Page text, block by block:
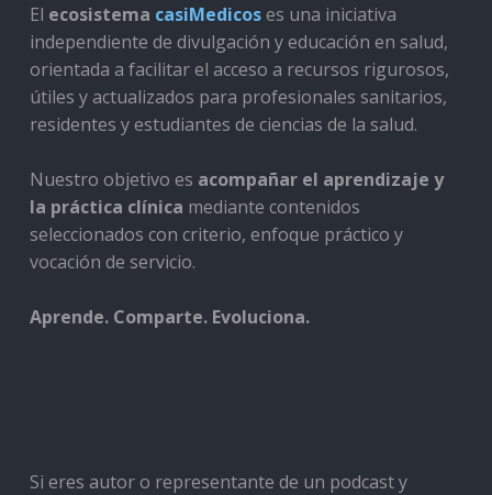
El ecosistema casiMedicoses una iniciativa
independiente de divulgación y educación en salud,
orientada a facilitar el acceso a recursos rigurosos,
útiles y actualizados para profesionales sanitarios,
residentes y estudiantes de ciencias de la salud.
Nuestro objetivo es acompañar el aprendizaje y
la práctica clínica mediante contenidos
seleccionados con criterio, enfoque práctico y
vocación de servicio.
Aprende. Comparte. Evoluciona.
Si eres autor o representante de un podcast y